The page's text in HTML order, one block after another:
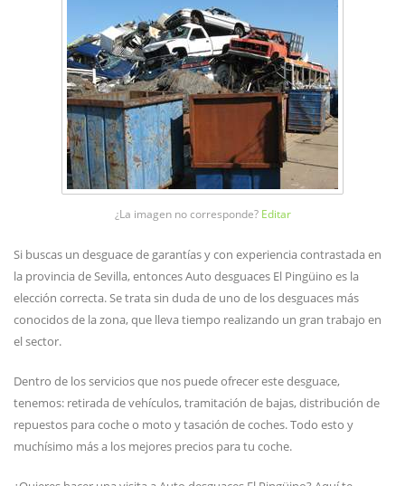
¿La imagen no corresponde? Editar
Si buscas un desguace de garantías y con experiencia contrastada en
la provincia de Sevilla, entonces Auto desguaces El Pingüino es la
elección correcta. Se trata sin duda de uno de los desguaces más
conocidos de la zona, que lleva tiempo realizando un gran trabajo en
el sector.
Dentro de los servicios que nos puede ofrecer este desguace,
tenemos: retirada de vehículos, tramitación de bajas, distribución de
repuestos para coche o moto y tasación de coches. Todo esto y
muchísimo más a los mejores precios para tu coche.